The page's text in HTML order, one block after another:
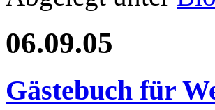
06.09.05
Gästebuch für